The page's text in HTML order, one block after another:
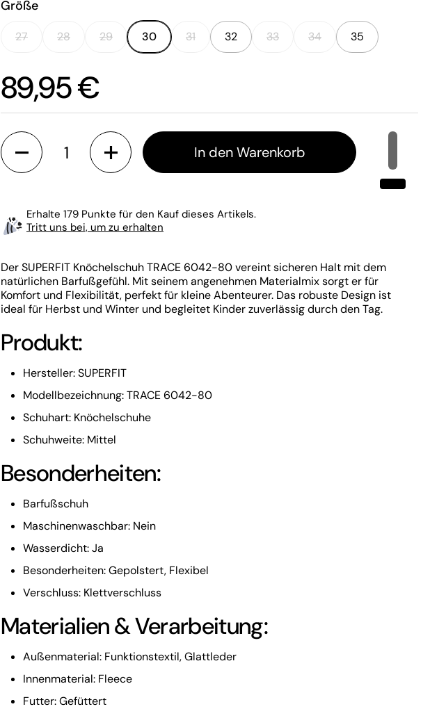
Größe
27 28 29 30 31 32 33 34 35
Preis:
89,95 €
Anzahl
In den Warenkorb
Erhalte 179 Punkte für den Kauf dieses Artikels.
Tritt uns bei, um zu erhalten
Der SUPERFIT Knöchelschuh TRACE 6042-80 vereint sicheren Halt mit dem
natürlichen Barfußgefühl. Mit seinem angenehmen Materialmix sorgt er für
Komfort und Flexibilität, perfekt für kleine Abenteurer. Das robuste Design ist
ideal für Herbst und Winter und begleitet Kinder zuverlässig durch den Tag.
Produkt:
Hersteller: SUPERFIT
Modellbezeichnung: TRACE 6042-80
Schuhart: Knöchelschuhe
Schuhweite: Mittel
Besonderheiten:
Barfußschuh
Maschinenwaschbar: Nein
Wasserdicht: Ja
Besonderheiten: Gepolstert, Flexibel
Verschluss: Klettverschluss
Materialien & Verarbeitung:
Außenmaterial: Funktionstextil, Glattleder
Innenmaterial: Fleece
Futter: Gefüttert